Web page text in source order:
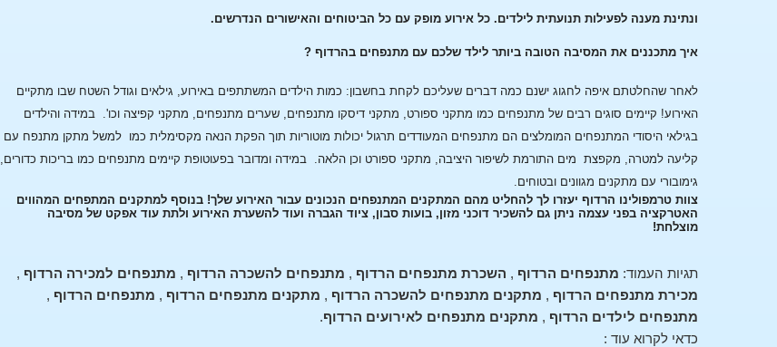
ונתינת מענה לפעילות תנועתית לילדים. כל אירוע מופק עם כל הביטוחים והאישורים הנדרשים.
איך מתכננים את המסיבה הטובה ביותר לילד שלכם עם מתנפחים בהרדוף ?
לאחר שהחלטתם איפה לחגוג ישנם כמה דברים שעליכם לקחת בחשבון: כמות הילדים המשתתפים באירוע, גילאים וגודל השטח שבו מתקיים
האירוע! קיימים סוגים רבים של מתנפחים כמו מתקני ספורט, מתקני דיסקו מתנפחים, שערים מתנפחים, מתקני קפיצה וכו'. במידה והילדים
בגילאי היסודי המתנפחים המומלצים הם מתנפחים המעודדים תרגול יכולות מוטוריות תוך הפקת הנאה מקסימלית כמו למשל מתקן מתנפח עם
קליעה למטרה, מקפצת מים התורמת לשיפור היציבה, מתקני ספורט וכן הלאה. במידה ומדובר בפעוטופת קיימים מתנפחים כמו בריכות כדורים,
גימובורי עם מתקנים מגוונים ובטוחים.
צוות טרמפולינו הרדוף יעזרו לך להחליט מהם המתקנים המתנפחים הנכונים עבור האירוע שלך! בנוסף למתקנים המתפחים המהווים
האטרקציה בפני עצמה ניתן גם להשכיר דוכני מזון, בועות סבון, ציוד הגברה ועוד להשערת האירוע ולתת עוד אפקט של מסיבה
מוצלחת!
תגיות העמוד: מתנפחים הרדוף , השכרת מתנפחים הרדוף , מתנפחים להשכרה הרדוף , מתנפחים למכירה הרדוף ,
מכירת מתנפחים הרדוף , מתקנים מתנפחים להשכרה הרדוף , מתקנים מתנפחים הרדוף , מתנפחים הרדוף ,
מתנפחים לילדים הרדוף , מתקנים מתנפחים לאירועים הרדוף.
כדאי לקרוא עוד :